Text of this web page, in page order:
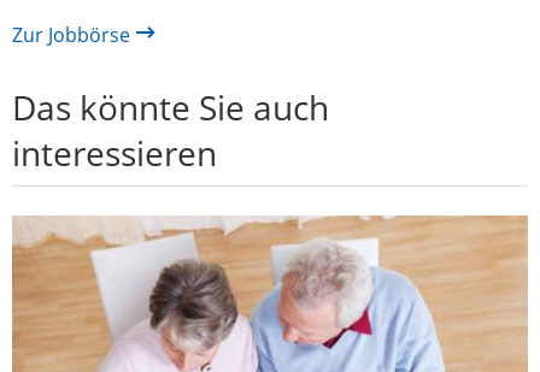
Zur Jobbörse
Das könnte Sie auch
interessieren